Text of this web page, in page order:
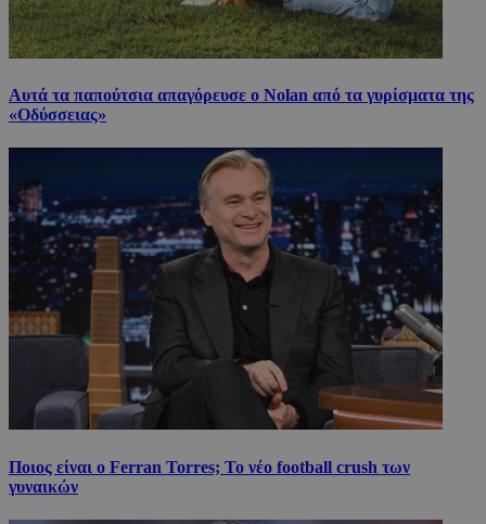
Αυτά τα παπούτσια απαγόρευσε ο Nolan από τα γυρίσματα της
«Οδύσσειας»
Ποιος είναι ο Ferran Torres; Το νέο football crush των
γυναικών